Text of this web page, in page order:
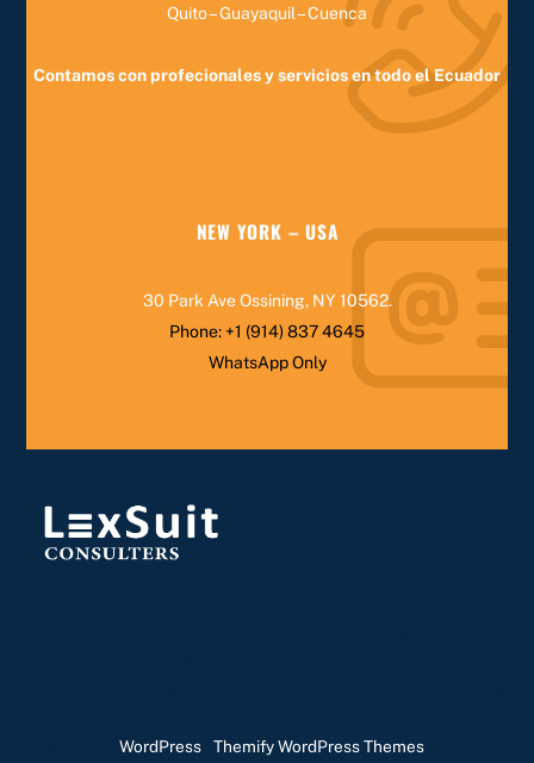
Quito – Guayaquil – Cuenca
Contamos con profecionales y servicios en todo el Ecuador
NEW YORK – USA
30 Park Ave Ossining, NY 10562.
Phone: +1 (914) 837 4645
WhatsApp Only
Powered byWordPress •Themify WordPress Themes